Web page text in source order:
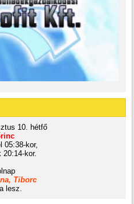
10. hétfő
05:38-kor,
20:14-kor.
Tiborc
lesz.